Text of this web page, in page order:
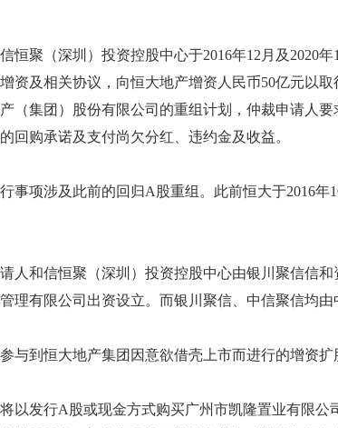
恒聚（深圳）投资控股中心于2016年12月及2020
资及相关协议，向恒大地产增资人民币50亿元以取
（集团）股份有限公司的重组计划，仲裁申请人
回购承诺及支付尚欠分红、违约金及收益。
事项涉及此前的回归A股重组。此前恒大于2016年
人和信恒聚（深圳）投资控股中心由银川聚信信
理有限公司出资设立。而银川聚信、中信聚信均由
与到恒大地产集团因意欲借壳上市而进行的增资扩
以发行A股或现金方式购买广州市凯隆置业有限公